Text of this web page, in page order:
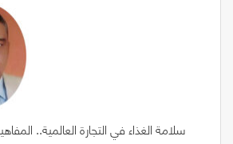
سلامة الغذاء في التجارة العالمية..